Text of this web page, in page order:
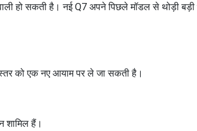
हो सकती है। नई Q7 अपने पिछले मॉडल से थोड़ी बड़ी
को एक नए आयाम पर ले जा सकती है।
हैं।